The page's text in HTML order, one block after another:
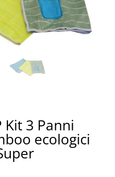
Kit 3 Panni
ecologici